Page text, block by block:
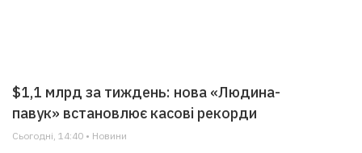
$1,1 млрд за тиждень: нова «Людина-
павук» встановлює касові рекорди
Сьогодні, 14:40 • Новини